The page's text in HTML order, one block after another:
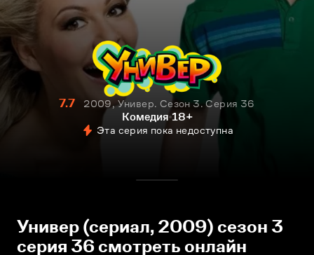
7.7
2009, Универ. Сезон 3. Серия 36
Комедия 18+
Эта серия пока недоступна
Универ (сериал, 2009) сезон 3
серия 36 смотреть онлайн